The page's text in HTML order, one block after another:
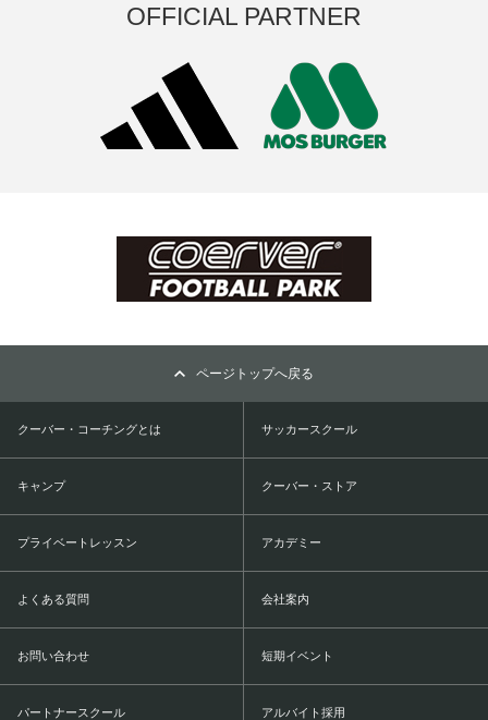
OFFICIAL PARTNER
ページトップへ戻る
クーバー・コーチングとは サッカースクール
キャンプ クーバー・ストア
プライベートレッスン アカデミー
よくある質問 会社案内
お問い合わせ 短期イベント
パートナースクール アルバイト採用